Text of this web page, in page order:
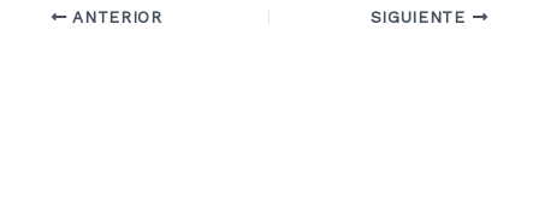
ANTERIOR SIGUIENTE